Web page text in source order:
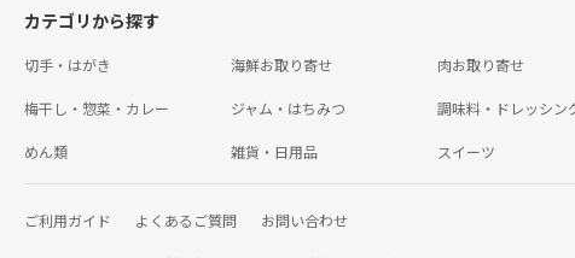
カテゴリから探す
切手・はがき 海鮮お取り寄せ 肉お取り寄せ
梅干し・惣菜・カレー ジャム・はちみつ 調味料・ドレッシン
めん類 雑貨・日用品 スイーツ
ご利用ガイド よくあるご質問 お問い合わせ